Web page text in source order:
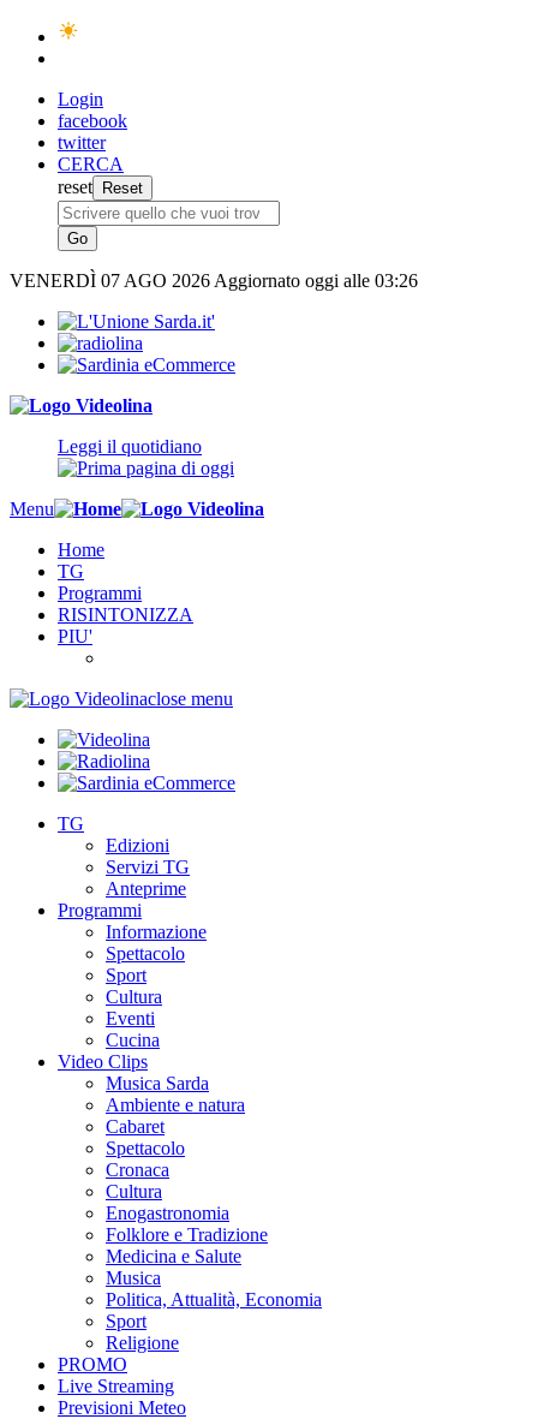
Login
facebook
twitter
CERCA
reset
VENERDÌ 07 AGO 2026 Aggiornato oggi alle 03:26
Leggi il quotidiano
Menu
Home
TG
Programmi
RISINTONIZZA
PIU'
close menu
TG
Edizioni
Servizi TG
Anteprime
Programmi
Informazione
Spettacolo
Sport
Cultura
Eventi
Cucina
Video Clips
Musica Sarda
Ambiente e natura
Cabaret
Spettacolo
Cronaca
Cultura
Enogastronomia
Folklore e Tradizione
Medicina e Salute
Musica
Politica, Attualità, Economia
Sport
Religione
PROMO
Live Streaming
Previsioni Meteo